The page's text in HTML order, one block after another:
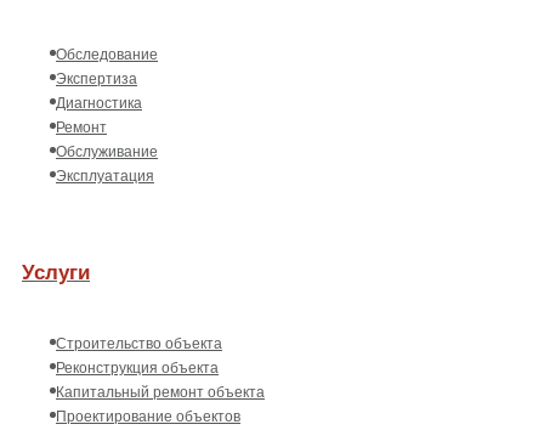
Обследование
Экспертиза
Диагностика
Ремонт
Обслуживание
Эксплуатация
Услуги
Строительство объекта
Реконструкция объекта
Капитальный ремонт объекта
Проектирование объектов